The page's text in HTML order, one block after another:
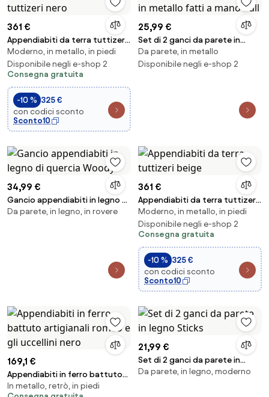
cm
361 €
Appendiabiti da terra tuttizeri
nero
Moderno, in metallo, in piedi
Disponibile negli e-shop 2
Consegna gratuita
-10 % 325 €
con codici sconto
Sconto10
25,99 €
Set di 2 ganci da parete in
metallo fatti a mano Ball
Da parete, in metallo
Disponibile negli e-shop 2
34,99 €
Gancio appendiabiti in legno di
quercia Woody
Da parete, in legno, in rovere
361 €
Appendiabiti da terra tuttizeri
beige
Moderno, in metallo, in piedi
Disponibile negli e-shop 2
Consegna gratuita
-10 % 325 €
con codici sconto
Sconto10
169,1 €
Appendiabiti in ferro battuto
artigianali romeo e gli uccellini
In metallo, retrò, in piedi
21,99 €
Set di 2 ganci da parete in
legno Sticks
Da parete, in legno, moderno